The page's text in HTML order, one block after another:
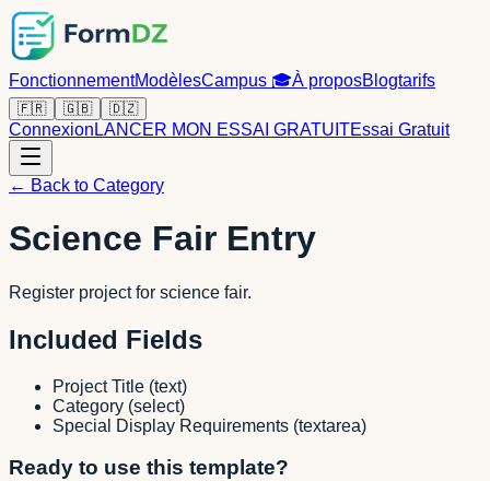
FonctionnementModèlesCampus 🎓À proposBlogtarifs
🇫🇷 🇬🇧 🇩🇿
Connexion LANCER MON ESSAI GRATUITEssai Gratuit
← Back to Category
Science Fair Entry
Register project for science fair.
Included Fields
Project Title (text)
Category (select)
Special Display Requirements (textarea)
Ready to use this template?